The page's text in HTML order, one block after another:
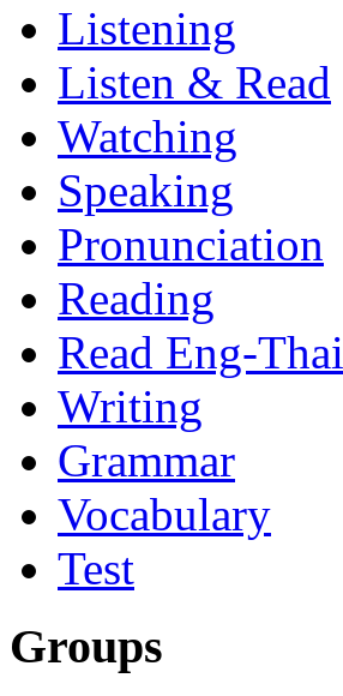
Listening
Listen & Read
Watching
Speaking
Pronunciation
Reading
Read Eng-Thai
Writing
Grammar
Vocabulary
Test
Groups